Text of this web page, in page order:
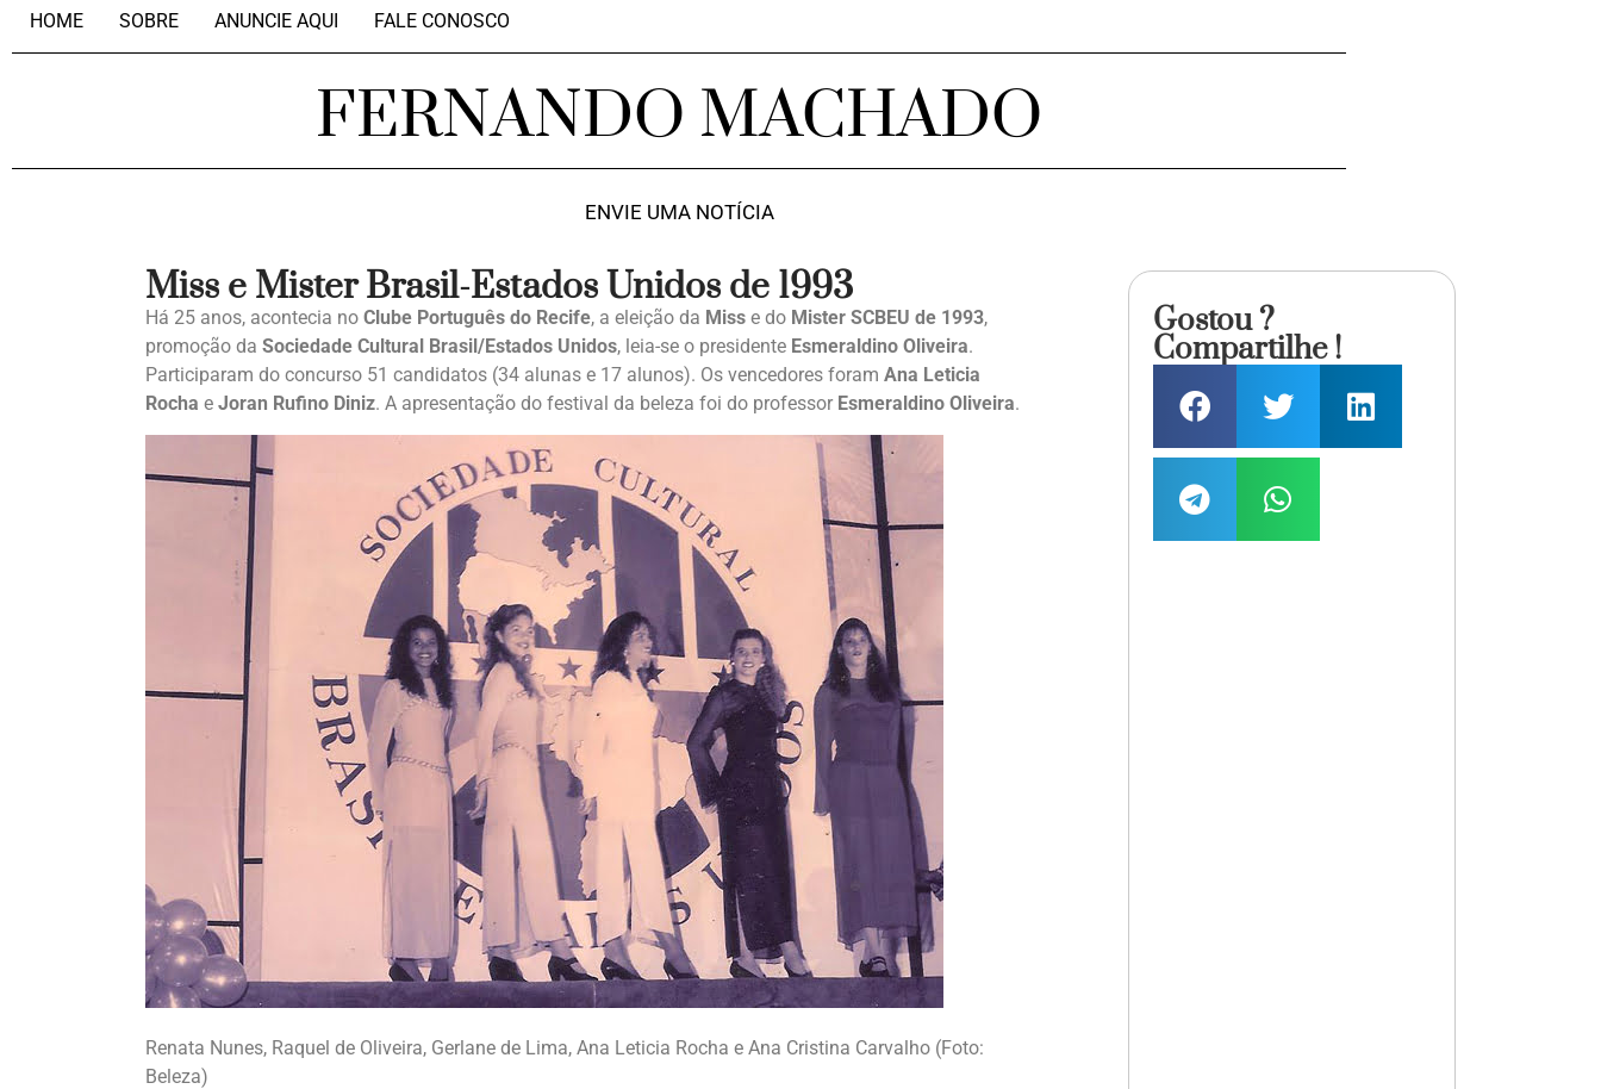
HOME SOBRE ANUNCIE AQUI FALE CONOSCO
FERNANDO MACHADO
ENVIE UMA NOTÍCIA
Miss e Mister Brasil-Estados Unidos de 1993
Há 25 anos, acontecia no Clube Português do Recife, a eleição da Miss e do Mister SCBEU de 1993,
promoção da Sociedade Cultural Brasil/Estados Unidos, leia-se o presidente Esmeraldino Oliveira.
Participaram do concurso 51 candidatos (34 alunas e 17 alunos). Os vencedores foram Ana Leticia
Rocha e Joran Rufino Diniz. A apresentação do festival da beleza foi do professor Esmeraldino Oliveira.
Renata Nunes, Raquel de Oliveira, Gerlane de Lima, Ana Leticia Rocha e Ana Cristina Carvalho (Foto:
Beleza)
Gostou ?
Compartilhe !